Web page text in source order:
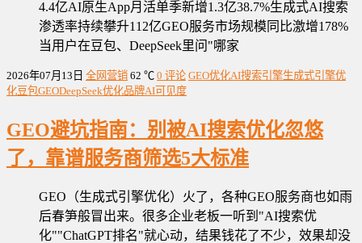
4.4亿AI原生App月活单季新增1.3亿38.7%生成式AI搜索
渗透率持续攀升112亿GEO服务市场规模同比激增178%
当用户在豆包、DeepSeek里问"哪家
2026年07月13日 全网营销 62 ℃ 0 评论 GEO优化AI搜索引擎生成式引擎优
化豆包GEODeepSeek优化品牌AI可见度
GEO避坑指南：别被AI搜索优化忽悠
了，靠谱服务商筛选5大标准
GEO（生成式引擎优化）火了，各种GEO服务商也如雨
后春笋般冒出来。很多企业老板一听到"AI搜索优
化""ChatGPT排名"就心动，结果钱花了不少，效果却没